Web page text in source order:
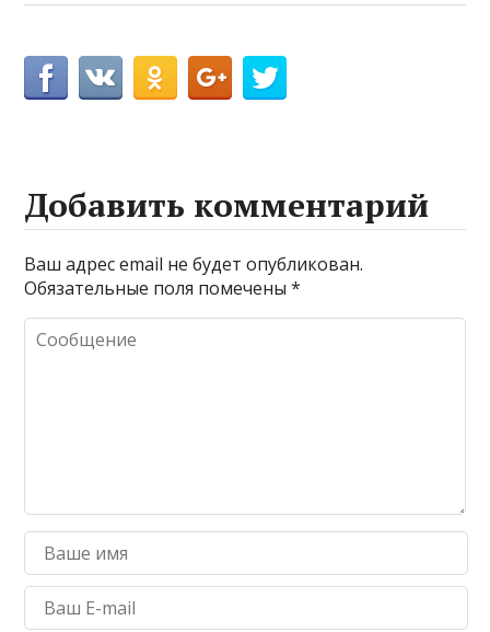
Добавить комментарий
Ваш адрес email не будет опубликован.
Обязательные поля помечены*